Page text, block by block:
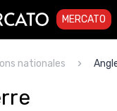
MERCATO
nationales